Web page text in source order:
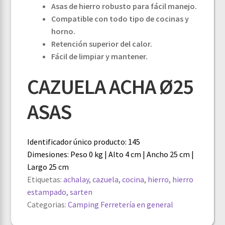
Asas de hierro robusto para fácil manejo.
Compatible con todo tipo de cocinas y
horno.
Retención superior del calor.
Fácil de limpiar y mantener.
CAZUELA ACHA Ø25
ASAS
Identificador único producto: 145
Dimesiones: Peso 0 kg | Alto 4 cm | Ancho 25 cm |
Largo 25 cm
Etiquetas:achalay,cazuela,cocina, hierro, hierro
estampado,sarten
Categorias:Camping Ferretería en general